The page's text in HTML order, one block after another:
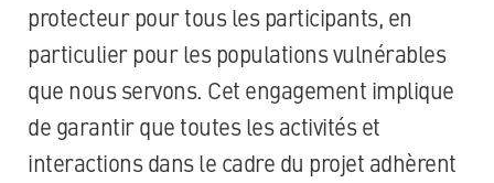
protecteur pour tous les participants, en
particulier pour les populations vulnérables
que nous servons. Cet engagement implique
de garantir que toutes les activités et
interactions dans le cadre du projet adhèrent